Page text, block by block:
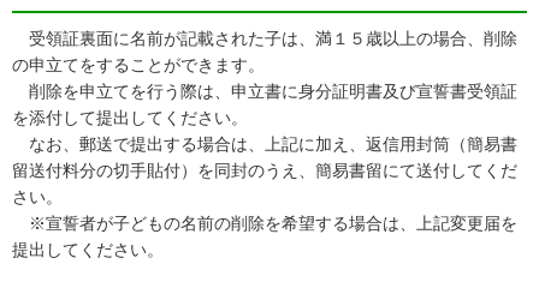
受領証裏面に名前が記載された子は、満１５歳以上の場合、削除
の申立てをすることができます。
削除を申立てを行う際は、申立書に身分証明書及び宣誓書受領証
を添付して提出してください。
なお、郵送で提出する場合は、上記に加え、返信用封筒（簡易書
留送付料分の切手貼付）を同封のうえ、簡易書留にて送付してくだ
さい。
※宣誓者が子どもの名前の削除を希望する場合は、上記変更届を
提出してください。